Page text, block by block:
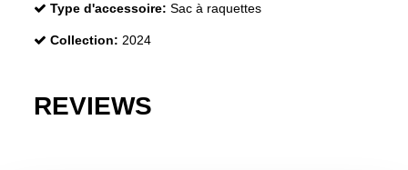
Type d'accessoire: Sac à raquettes
Collection: 2024
REVIEWS